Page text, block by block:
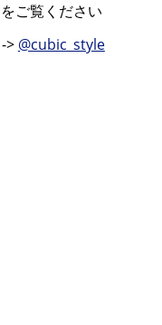
ご覧ください
> @cubic_style